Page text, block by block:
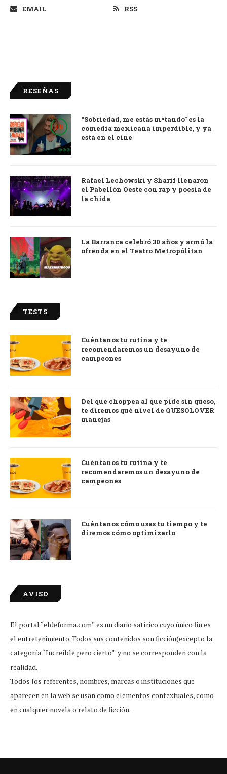
EMAIL
RSS
RESEÑAS
9.0
“Sobriedad, me estás m*tando” es la
comedia mexicana imperdible, y ya
está en el cine
Rafael Lechowski y Sharif llenaron
el Pabellón Oeste con rap y poesía de
la chida
La Barranca celebró 30 años y armó la
ofrenda en el Teatro Metropólitan
TESTS
Cuéntanos tu rutina y te
recomendaremos un desayuno de
campeones
Del que choppea al que pide sin queso,
te diremos qué nivel de QUESOLOVER
manejas
Cuéntanos tu rutina y te
recomendaremos un desayuno de
campeones
Cuéntanos cómo usas tu tiempo y te
diremos cómo optimizarlo
AVISO
El portal “eldeforma.com” es un diario satírico cuyo único fin es
el entretenimiento. Todos sus contenidos son ficción(excepto la
categoría “Increíble pero cierto” y no se corresponden con la
realidad.
Todos los referentes, nombres, marcas o instituciones que
aparecen en la web se usan como elementos contextuales, como
en cualquier novela o relato de ficción.